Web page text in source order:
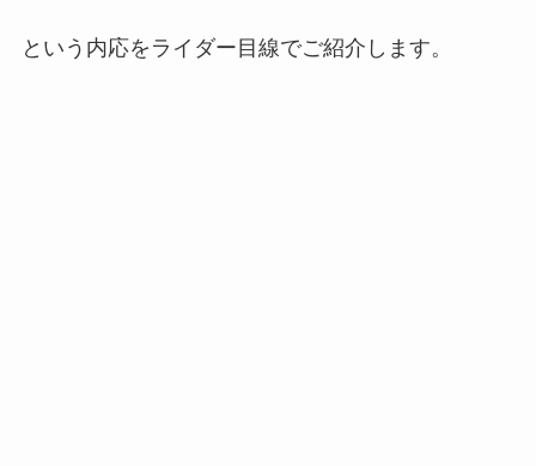
という内応をライダー目線でご紹介します。